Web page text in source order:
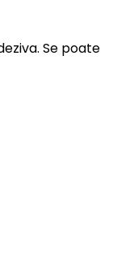
Se poate